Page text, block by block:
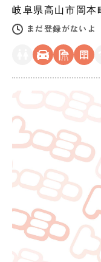
岐阜県高山市岡本
まだ登録がないよ